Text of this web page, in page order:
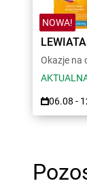
NOWA!
Okazje na
06.08 -